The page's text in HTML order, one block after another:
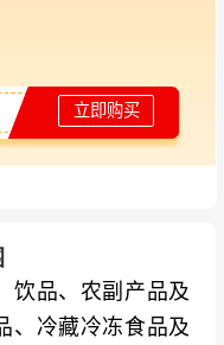
立即购买
饮品、农副产品及
、冷藏冷冻食品及